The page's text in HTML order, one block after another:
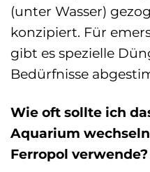
(unter Wasser)
konzipiert. Für
gibt es spezielle
Bedürfnisse
Wie oft sollte ich
Aquarium
Ferropol verwende?